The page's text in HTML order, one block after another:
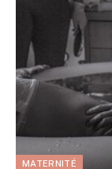
MATERNITÉ